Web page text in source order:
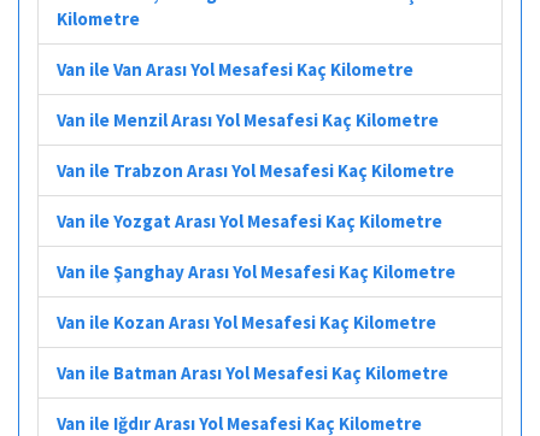
Kilometre
Van ile Van Arası Yol Mesafesi Kaç Kilometre
Van ile Menzil Arası Yol Mesafesi Kaç Kilometre
Van ile Trabzon Arası Yol Mesafesi Kaç Kilometre
Van ile Yozgat Arası Yol Mesafesi Kaç Kilometre
Van ile Şanghay Arası Yol Mesafesi Kaç Kilometre
Van ile Kozan Arası Yol Mesafesi Kaç Kilometre
Van ile Batman Arası Yol Mesafesi Kaç Kilometre
Van ile Iğdır Arası Yol Mesafesi Kaç Kilometre